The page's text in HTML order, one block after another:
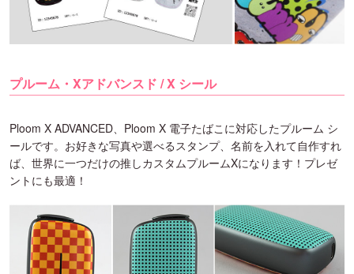
プルーム・Xアドバンスド / X シール
Ploom X ADVANCED、Ploom X 電子たばこに対応したプルーム シ
ールです。お好きな写真や選べるスタンプ、名前を入れて自作すれ
ば、世界に一つだけの推しカスタムプルームXになります！プレゼ
ントにも最適！